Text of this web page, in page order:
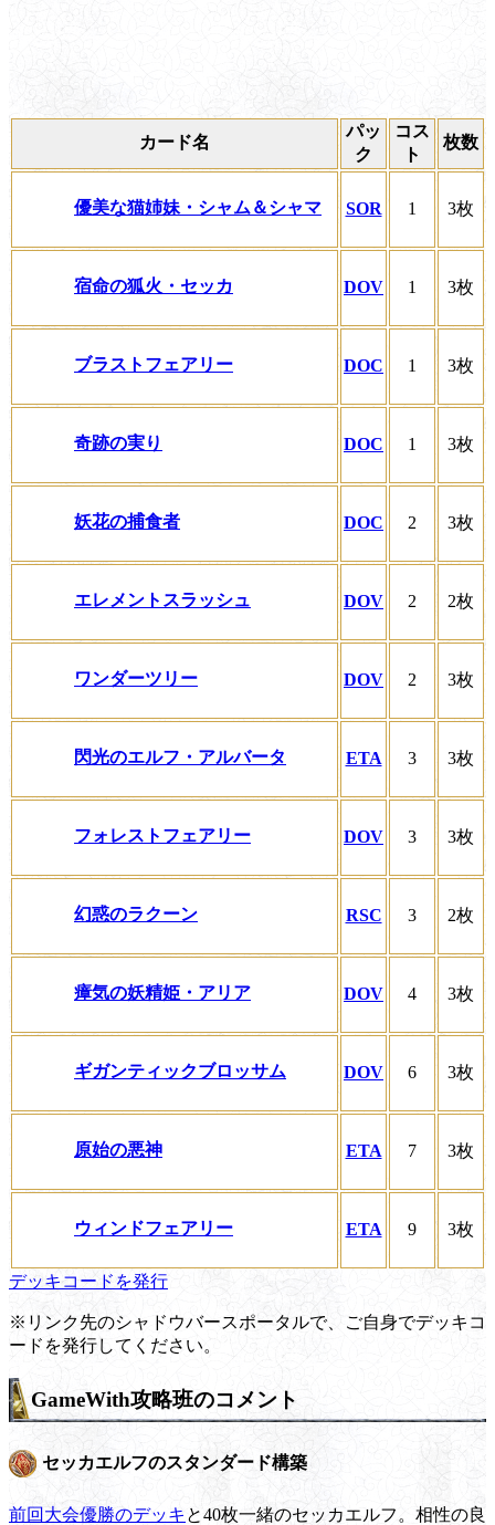
カード名
パッ
ク
コス
ト
枚数
優美な猫姉妹・シャム＆シャマ SOR 1 3枚
宿命の狐火・セッカ DOV 1 3枚
ブラストフェアリー DOC 1 3枚
奇跡の実り DOC 1 3枚
妖花の捕食者 DOC 2 3枚
エレメントスラッシュ DOV 2 2枚
ワンダーツリー DOV 2 3枚
閃光のエルフ・アルバータ ETA 3 3枚
フォレストフェアリー DOV 3 3枚
幻惑のラクーン RSC 3 2枚
瘴気の妖精姫・アリア DOV 4 3枚
ギガンティックブロッサム DOV 6 3枚
原始の悪神 ETA 7 3枚
ウィンドフェアリー ETA 9 3枚
デッキコードを発行
※リンク先のシャドウバースポータルで、ご自身でデッキコ
ードを発行してください。
GameWith攻略班のコメント
セッカエルフのスタンダード構築
前回大会優勝のデッキ と40枚一緒のセッカエルフ。相性の良